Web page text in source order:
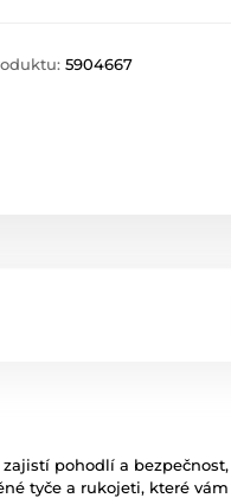
5904667
pohodlí a
tyče a rukojeti, které